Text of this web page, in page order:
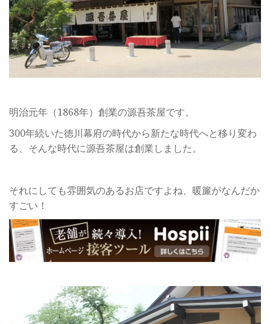
明治元年（1868年）創業の源吾茶屋です。
300年続いた徳川幕府の時代から新たな時代へと移り変わ
る、そんな時代に源吾茶屋は創業しました。
それにしても雰囲気のあるお店ですよね、暖簾がなんだか
すごい！